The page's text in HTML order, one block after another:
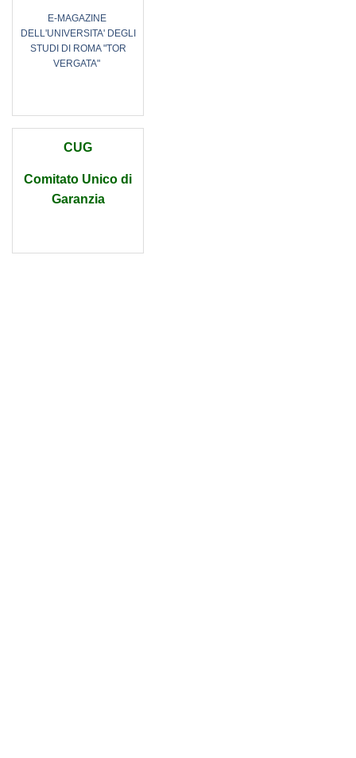
E-MAGAZINE
DELL'UNIVERSITA' DEGLI
STUDI DI ROMA "TOR
VERGATA"
CUG
Comitato Unico di
Garanzia